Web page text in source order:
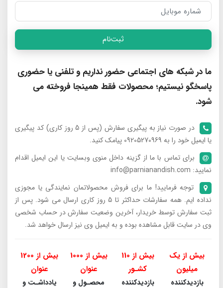
ثبت‌نام
ما در شبکه های اجتماعی حضور نداریم و تلفنی یا حضوری
پاسخگو نیستیم؛ محصولات فقط همینجا فروخته می
شود.
در صورت نیاز به پیگیری سفارش (پس از 5 روز کاری) کد پیگیری
یا ایمیل خود را به 09205270969 پیامک کنید.
برای تماس با ما از گزینه داخل منوی وبسایت یا این ایمیل اقدام
نمایید: info@parnianandish.com
توجه فرمایید! ما برای فروش محصولاتمان نمایندگی یا مجوزی
نداده ایم. همه سفارشات حداکثر تا 5 روز کاری ارسال می شود. پس از
ثبت سفارش توسط خریدار، آخرین وضعیت سفارش در حساب شخصی
وی در سایت قابل مشاهده بوده و به ایمیل وی نیز ارسال خواهد شد.
بیش از یک
میلیون
بازدیدکننده
بیش از 110
کشـور
بازدیدکننده
بیش از 1000
عنوان
محصـول و
بیش از 1200
عنوان
یادداشـت و